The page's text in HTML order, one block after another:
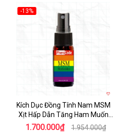
-13%
Kích Dục Đồng Tính Nam MSM
Xịt Hấp Dẫn Tăng Ham Muốn
Nam
1.700.000₫ 1.954.000₫